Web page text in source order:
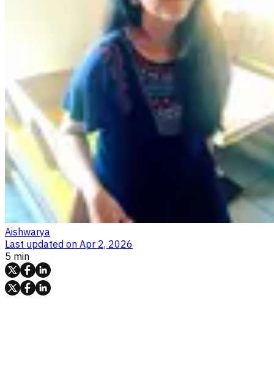
Aishwarya
Last updated on Apr 2, 2026
5 min